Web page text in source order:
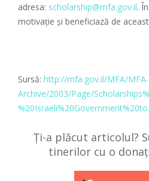
adresa: scholarship@mfa.gov.il.
motivație și beneficiază de
Sursă: http://mfa.gov.il/MFA/MFA-
Archive/2003/Page/
Ți-a plăcut articolul?
tinerilor cu o